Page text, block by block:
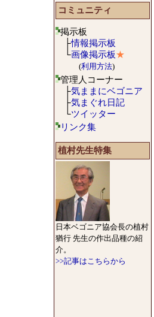
コミュニティ
掲示板
├情報掲示板
└画像掲示板★
(利用方法)
管理人コーナー
├気ままにベゴニア
├気まぐれ日記
└ツイッター
リンク集
植村先生特集
日本ベゴニア協会長の植村
猶行 先生の作出品種の紹
介。
>>記事はこちらから